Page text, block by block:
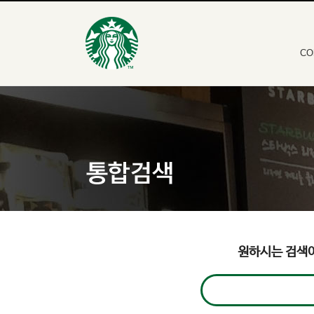
원하시는 검색